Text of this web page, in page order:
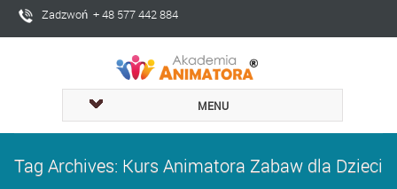
Zadzwoń + 48 577 442 884
MENU
Tag Archives: Kurs Animatora Zabaw dla Dzieci